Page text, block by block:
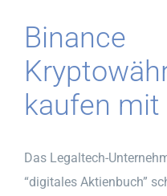
Binance
kaufen mit
Das Legaltech-
“digitales Aktienbuch”